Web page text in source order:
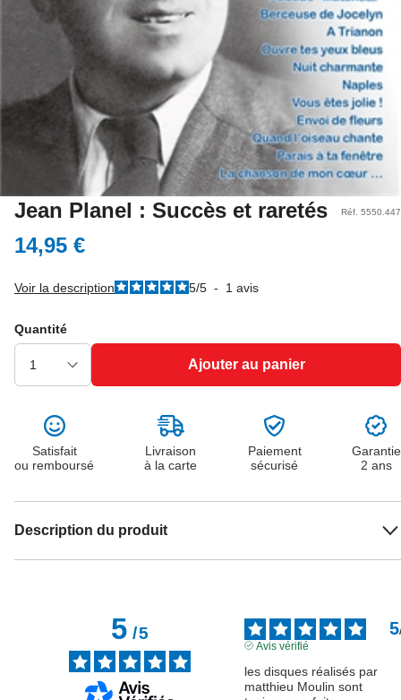
Jean Planel : Succès et raretés Réf. 5550.447
14,95 €
Voir la description 5/5 - 1 avis
Quantité
Ajouter au panier
Satisfait
ou remboursé
Livraison
à la carte
Paiement
sécurisé
Garantie
2 ans
Description du produit
5/5 5
Avis vérifié
les disques réalisés par
matthieu Moulin sont